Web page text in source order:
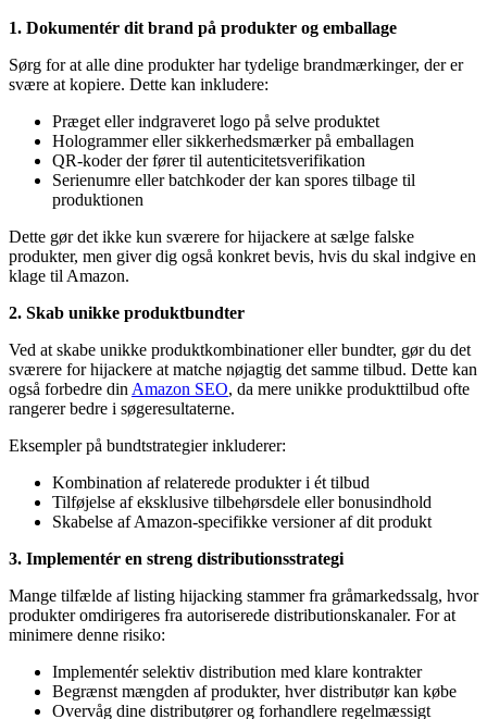
1. Dokumentér dit brand på produkter og emballage
Sørg for at alle dine produkter har tydelige brandmærkinger, der er
svære at kopiere. Dette kan inkludere:
Præget eller indgraveret logo på selve produktet
Hologrammer eller sikkerhedsmærker på emballagen
QR-koder der fører til autenticitetsverifikation
Serienumre eller batchkoder der kan spores tilbage til
produktionen
Dette gør det ikke kun sværere for hijackere at sælge falske
produkter, men giver dig også konkret bevis, hvis du skal indgive en
klage til Amazon.
2. Skab unikke produktbundter
Ved at skabe unikke produktkombinationer eller bundter, gør du det
sværere for hijackere at matche nøjagtig det samme tilbud. Dette kan
også forbedre din Amazon SEO, da mere unikke produkttilbud ofte
rangerer bedre i søgeresultaterne.
Eksempler på bundtstrategier inkluderer:
Kombination af relaterede produkter i ét tilbud
Tilføjelse af eksklusive tilbehørsdele eller bonusindhold
Skabelse af Amazon-specifikke versioner af dit produkt
3. Implementér en streng distributionsstrategi
Mange tilfælde af listing hijacking stammer fra gråmarkedssalg, hvor
produkter omdirigeres fra autoriserede distributionskanaler. For at
minimere denne risiko:
Implementér selektiv distribution med klare kontrakter
Begrænst mængden af produkter, hver distributør kan købe
Overvåg dine distributører og forhandlere regelmæssigt